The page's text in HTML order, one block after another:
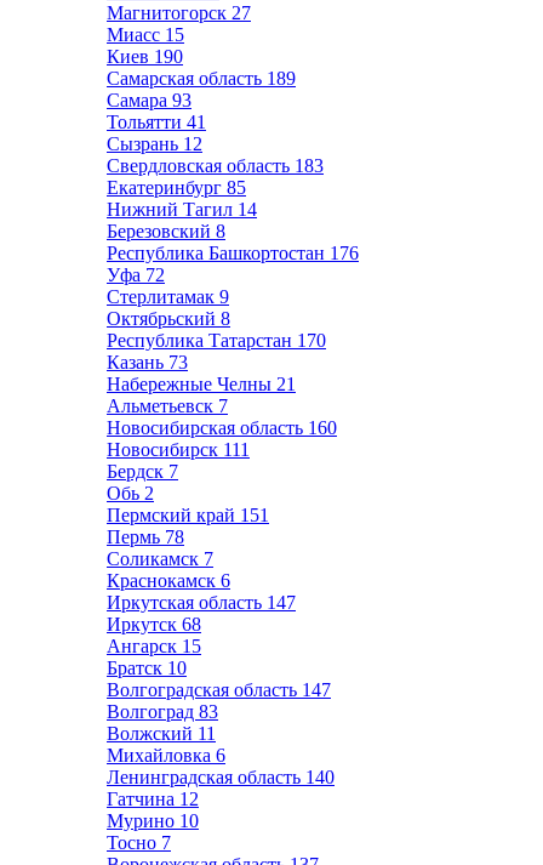
Магнитогорск 27
Миасс 15
Киев 190
Самарская область 189
Самара 93
Тольятти 41
Сызрань 12
Свердловская область 183
Екатеринбург 85
Нижний Тагил 14
Березовский 8
Республика Башкортостан 176
Уфа 72
Стерлитамак 9
Октябрьский 8
Республика Татарстан 170
Казань 73
Набережные Челны 21
Альметьевск 7
Новосибирская область 160
Новосибирск 111
Бердск 7
Обь 2
Пермский край 151
Пермь 78
Соликамск 7
Краснокамск 6
Иркутская область 147
Иркутск 68
Ангарск 15
Братск 10
Волгоградская область 147
Волгоград 83
Волжский 11
Михайловка 6
Ленинградская область 140
Гатчина 12
Мурино 10
Тосно 7